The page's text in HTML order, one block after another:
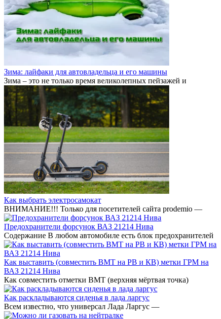
Зима: лайфаки для автовладельца и его машины
Зима – это не только время великолепных пейзажей и
Как выбрать электросамокат
ВНИМАНИЕ!!! Только для посетителей сайта prodemio —
Предохранители форсунок ВАЗ 21214 Нива
Содержание В любом автомобиле есть блок предохранителей
Как выставить (совместить ВМТ на РВ и КВ) метки ГРМ на
ВАЗ 21214 Нива
Как совместить отметки ВМТ (верхняя мёртвая точка)
Как раскладываются сиденья в лада ларгус
Всем известно, что универсал Лада Ларгус —